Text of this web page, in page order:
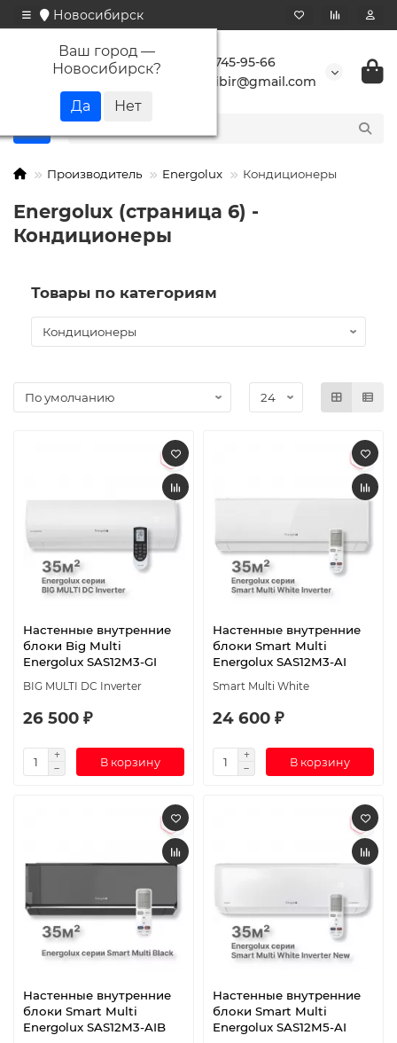
Новосибирск
Ваш город —
Новосибирск?
+7 923 745-95-66
buransibir@gmail.com
Производитель Energolux Кондиционеры
Energolux (страница 6) -
Кондиционеры
Товары по категориям
Настенные внутренние
блоки Big Multi
Energolux SAS12M3-GI
BIG MULTI DC Inverter
26 500 ₽
В корзину
Настенные внутренние
блоки Smart Multi
Energolux SAS12M3-AI
Smart Multi White
24 600 ₽
В корзину
Настенные внутренние
блоки Smart Multi
Energolux SAS12M3-AIB
Настенные внутренние
блоки Smart Multi
Energolux SAS12M5-AI